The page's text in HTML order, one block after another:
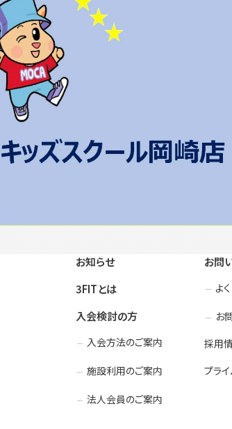
お知らせ
3FITとは
入会検討の方
入会方法のご案内
施設利用のご案内
法人会員のご案内
お問
よ
お
採用
プラ